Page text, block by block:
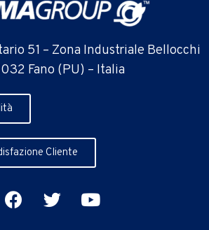
51 – Zona Industriale Bellocchi
Fano (PU) – Italia
Cliente